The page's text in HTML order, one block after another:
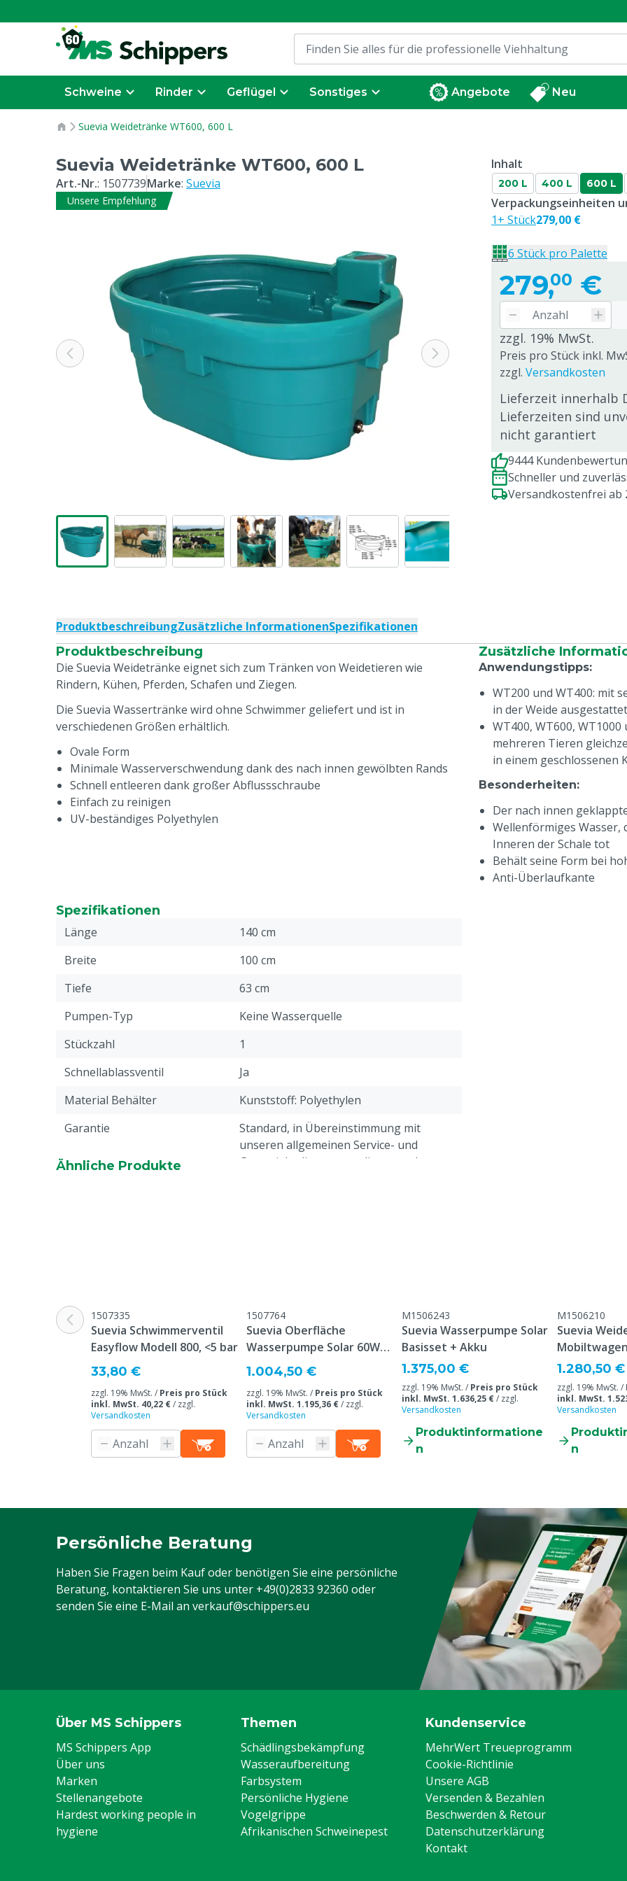
Schweine Rinder Geflügel Sonstiges Angebote Neu
Suevia Weidetränke WT600, 600 L
Suevia Weidetränke WT600, 600 L
Art.-Nr.: 1507739Marke: Suevia
Unsere Empfehlung
Inhalt
200 L 400 L 600 L
279,00 €
zzgl. 19% MwSt.
Preis pro Stück inkl.
zzgl. Versandkosten
Lieferzeit innerhalb
Lieferzeiten sind
nicht garantiert
Verpackungseinheiten
1+ Stück279,00 €
6 Stück pro Palette
9444
Schneller und
Versandkostenfrei ab
ProduktbeschreibungZusätzliche InformationenSpezifikationen
Produktbeschreibung
Die Suevia Weidetränke eignet sich zum Tränken von Weidetieren wie
Rindern, Kühen, Pferden, Schafen und Ziegen.
Die Suevia Wassertränke wird ohne Schwimmer geliefert und ist in
verschiedenen Größen erhältlich.
Ovale Form
Minimale Wasserverschwendung dank des nach innen gewölbten Rands
Schnell entleeren dank großer Abflussschraube
Einfach zu reinigen
UV-beständiges Polyethylen
Zusätzliche
Anwendungstipps:
WT200 und WT400: mit
in der Weide ausgestattet
WT400, WT600,
mehreren Tieren
in einem geschlossenen
Besonderheiten:
Der nach innen
Wellenförmiges Wasser,
Inneren der Schale tot
Behält seine Form bei
Anti-Überlaufkante
Spezifikationen
Länge
140 cm
Breite
100 cm
Tiefe
63 cm
Pumpen-Typ
Keine Wasserquelle
Stückzahl
1
Schnellablassventil
Ja
Material Behälter
Kunststoff: Polyethylen
Garantie
Standard, in Übereinstimmung mit
unseren allgemeinen Service- und
Garantiebedingungen, die unter der
Farbe
Grün
Typ Nummer
WT600 (160.0100)
Tierarten
Rindvieh, Andere
Tierartenspezifisch
Kälber, Milchkühe, Mastkalb, Mastkuh
Inhalt
600 L
Ähnliche Produkte
1507335
Suevia Schwimmerventil
Easyflow Modell 800, <5 bar
33,80 €
zzgl. 19% MwSt. / Preis pro Stück
inkl. MwSt. 40,22 €/ zzgl.
Versandkosten
1507764
Suevia Oberfläche
Wasserpumpe Solar 60W
Basisset
1.004,50 €
zzgl. 19% MwSt. / Preis pro Stück
inkl. MwSt. 1.195,36 €/ zzgl.
Versandkosten
M1506243
Suevia Wasserpumpe Solar
Basisset + Akku
1.375,00 €
zzgl. 19% MwSt. / Preis pro Stück
inkl. MwSt. 1.636,25 €/ zzgl.
Versandkosten
Produktinformatione
n
M1506210
Suevia
Mobiltwagen
1.280,50 €
zzgl. 19% MwSt. /
inkl. MwSt.
Versandkosten
n
Persönliche Beratung
Haben Sie Fragen beim Kauf oder benötigen Sie eine persönliche
Beratung, kontaktieren Sie uns unter +49(0)2833 92360 oder
senden Sie eine E-Mail an verkauf@schippers.eu
Über MS Schippers
MS Schippers App
Über uns
Marken
Stellenangebote
Hardest working people in
hygiene
Themen
Schädlingsbekämpfung
Wasseraufbereitung
Farbsystem
Persönliche Hygiene
Vogelgrippe
Afrikanischen Schweinepest
Kundenservice
MehrWert Treueprogramm
Cookie-Richtlinie
Unsere AGB
Versenden & Bezahlen
Beschwerden & Retour
Datenschutzerklärung
Kontakt